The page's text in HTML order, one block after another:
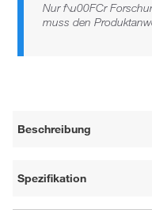
Nur f\u00FCr
muss den
Beschreibung
Spezifikation